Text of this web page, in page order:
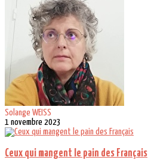
Solange WEISS
1 novembre 2023
Ceux qui mangent le pain des Français